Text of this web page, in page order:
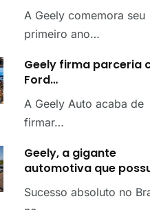
A Geely comemora seu
primeiro ano…
Geely firma parceria
Ford…
A Geely Auto acaba de
firmar…
Geely, a gigante
automotiva que
Sucesso absoluto no